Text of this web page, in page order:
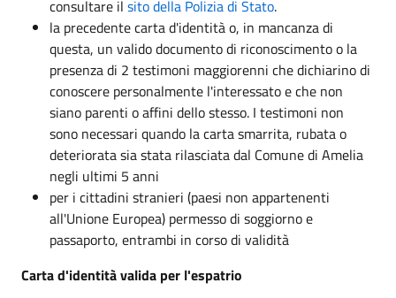
consultare il sito della Polizia di Stato.
la precedente carta d'identità o, in mancanza di
questa, un valido documento di riconoscimento o la
presenza di 2 testimoni maggiorenni che dichiarino di
conoscere personalmente l'interessato e che non
siano parenti o affini dello stesso. I testimoni non
sono necessari quando la carta smarrita, rubata o
deteriorata sia stata rilasciata dal Comune di Amelia
negli ultimi 5 anni
per i cittadini stranieri (paesi non appartenenti
all'Unione Europea) permesso di soggiorno e
passaporto, entrambi in corso di validità
Carta d'identità valida per l'espatrio